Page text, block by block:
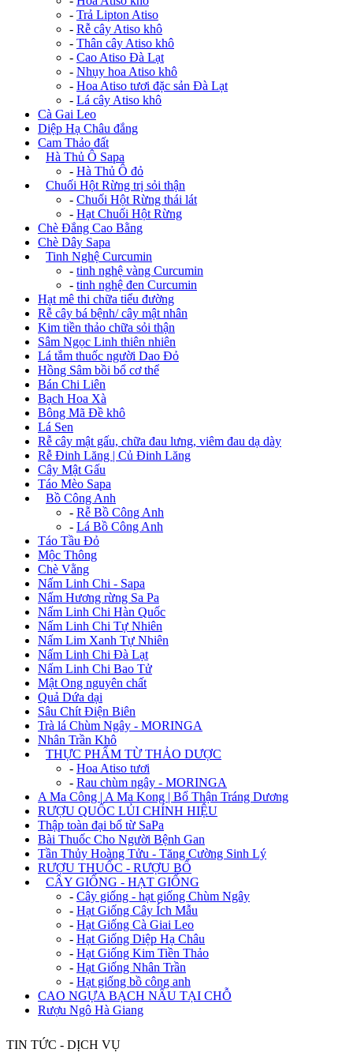
- Trả Lipton Atiso
- Rễ cây Atiso khô
- Thân cây Atiso khô
- Cao Atiso Đà Lạt
- Nhụy hoa Atiso khô
- Hoa Atiso tươi đặc sản Đà Lạt
- Lá cây Atiso khô
Cà Gai Leo
Diệp Hạ Châu đắng
Cam Thảo đất
Hà Thủ Ô Sapa
- Hà Thủ Ô đỏ
Chuối Hột Rừng trị sỏi thận
- Chuối Hột Rừng thái lát
- Hạt Chuối Hột Rừng
Chè Đắng Cao Bằng
Chè Dây Sapa
Tinh Nghệ Curcumin
- tinh nghệ vàng Curcumin
- tinh nghệ đen Curcumin
Hạt mê thi chữa tiểu đường
Rễ cây bá bệnh/ cây mật nhân
Kim tiền thảo chữa sỏi thận
Sâm Ngọc Linh thiên nhiên
Lá tắm thuốc người Dao Đỏ
Hồng Sâm bồi bổ cơ thể
Bán Chi Liên
Bạch Hoa Xà
Bông Mã Đề khô
Lá Sen
Rễ cây mật gấu, chữa đau lưng, viêm đau dạ dày
Rễ Đinh Lăng | Củ Đinh Lăng
Cây Mật Gấu
Táo Mèo Sapa
Bồ Công Anh
- Rễ Bồ Công Anh
- Lá Bồ Công Anh
Táo Tầu Đỏ
Mộc Thông
Chè Vằng
Nấm Linh Chi - Sapa
Nấm Hương rừng Sa Pa
Nấm Linh Chi Hàn Quốc
Nấm Linh Chi Tự Nhiên
Nấm Lim Xanh Tự Nhiên
Nấm Linh Chi Đà Lạt
Nấm Linh Chi Bao Tử
Mật Ong nguyên chất
Quả Dứa dại
Sâu Chít Điện Biên
Trà lá Chùm Ngây - MORINGA
Nhân Trần Khô
THỰC PHẨM TỪ THẢO DƯỢC
- Hoa Atiso tươi
- Rau chùm ngây - MORINGA
A Ma Công | A Ma Kong | Bổ Thận Tráng Dương
RƯỢU QUỐC LỦI CHÍNH HIỆU
Thập toàn đại bổ từ SaPa
Bài Thuốc Cho Người Bệnh Gan
Tần Thủy Hoàng Tửu - Tăng Cường Sinh Lý
RƯỢU THUỐC - RƯỢU BỔ
CÂY GIỐNG - HẠT GIỐNG
- Cây giống - hạt giống Chùm Ngây
- Hạt Giống Cây Ích Mẫu
- Hạt Giống Cà Giai Leo
- Hạt Giống Diệp Hạ Châu
- Hạt Giống Kim Tiền Thảo
- Hạt Giống Nhân Trần
- Hạt giống bồ công anh
CAO NGỰA BẠCH NẤU TẠI CHỖ
Rượu Ngô Hà Giang
TIN TỨC - DỊCH VỤ